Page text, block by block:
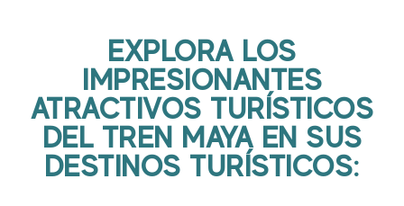
EXPLORA LOS
IMPRESIONANTES
ATRACTIVOS TURÍSTICOS
DEL TREN MAYA EN SUS
DESTINOS TURÍSTICOS: